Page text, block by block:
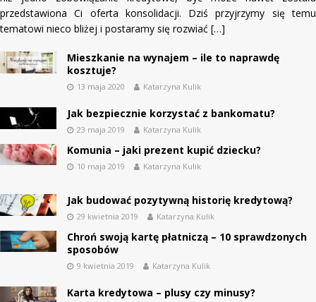
przedstawiona Ci oferta konsolidacji. Dziś przyjrzymy się temu
tematowi nieco bliżej i postaramy się rozwiać […]
Mieszkanie na wynajem – ile to naprawdę
kosztuje?
13 maja 2020 Katarzyna Kulik
Jak bezpiecznie korzystać z bankomatu?
23 maja 2019 Katarzyna Kulik
Komunia – jaki prezent kupić dziecku?
10 maja 2019 Katarzyna Kulik
Jak budować pozytywną historię kredytową?
29 kwietnia 2019 Katarzyna Kulik
Chroń swoją kartę płatniczą – 10 sprawdzonych
sposobów
9 kwietnia 2019 Katarzyna Kulik
Karta kredytowa – plusy czy minusy?